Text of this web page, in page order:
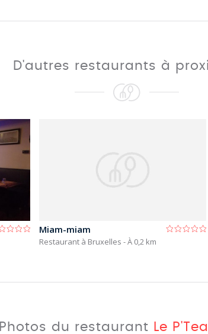
D'autres restaurants à
Miam-miam
Restaurant à Bruxelles - À 0,2 km
Photos du restaurant Le